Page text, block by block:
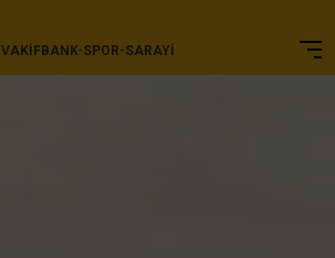
VAKIFBANK-SPOR-SARAYI